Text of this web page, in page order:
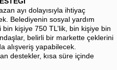
ayı dolayısıyla ihtiyaç
Belediyenin sosyal yardım
kişiye 750 TL’lik, bin kişiye bin
belirli bir markette çeklerini
alışveriş yapabilecek.
destekler, kısa süre içinde